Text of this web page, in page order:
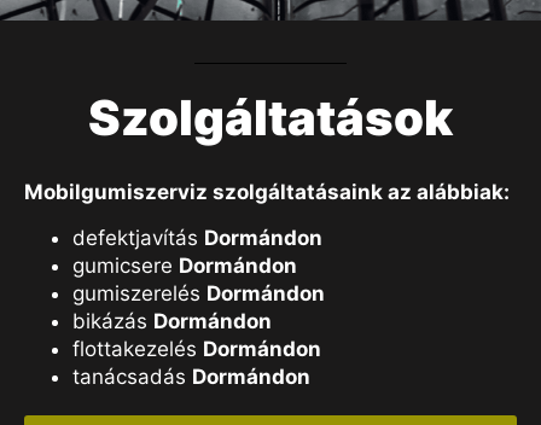
Szolgáltatások
Mobilgumiszerviz szolgáltatásaink az alábbiak:
defektjavítás Dormándon
gumicsere Dormándon
gumiszerelés Dormándon
bikázás Dormándon
flottakezelés Dormándon
tanácsadás Dormándon